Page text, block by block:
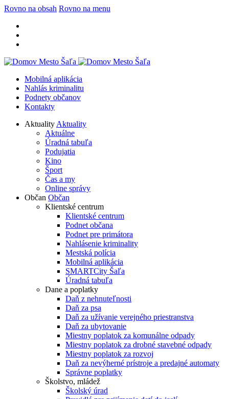
Rovno na obsah Rovno na menu
Mobilná aplikácia
Nahlás kriminalitu
Podnety občanov
Kontakty
Aktuality Aktuality
Aktuálne
Úradná tabuľa
Podujatia
Kino
Šport
Čas a my
Online správy
Občan Občan
Klientské centrum
Klientské centrum
Podnet občana
Podnet pre primátora
Nahlásenie kriminality
Mestská polícia
Mobilná aplikácia
SMARTCity Šaľa
Úradná tabuľa
Dane a poplatky
Daň z nehnuteľnosti
Daň za psa
Daň za užívanie verejného priestranstva
Daň za ubytovanie
Miestny poplatok za komunálne odpady
Miestny poplatok za drobné stavebné odpady
Miestny poplatok za rozvoj
Daň za nevýherné prístroje a predajné automaty
Správne poplatky
Školstvo, mládež
Školský úrad